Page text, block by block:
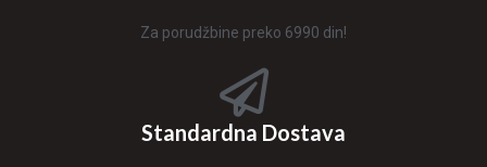
Za porudžbine preko 6990 din!
Standardna Dostava